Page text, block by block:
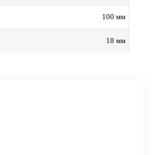
100 мм
18 мм